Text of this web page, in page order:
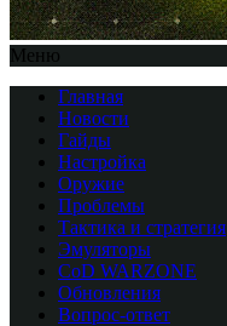
Меню
Главная
Новости
Гайды
Настройка
Оружие
Проблемы
Тактика и стратегия
Эмуляторы
CоD WARZONE
Обновления
Вопрос-ответ